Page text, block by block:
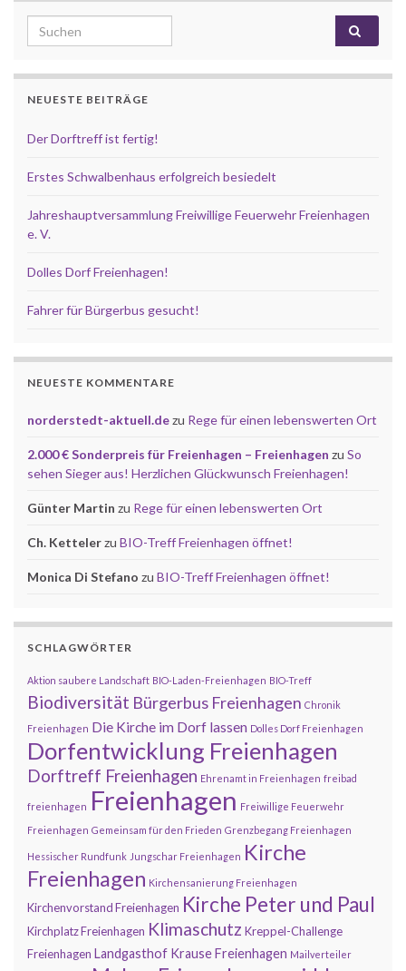
Search for:
NEUESTE BEITRÄGE
Der Dorftreff ist fertig!
Erstes Schwalbenhaus erfolgreich besiedelt
Jahreshauptversammlung Freiwillige Feuerwehr Freienhagen
e. V.
Dolles Dorf Freienhagen!
Fahrer für Bürgerbus gesucht!
NEUESTE KOMMENTARE
norderstedt-aktuell.dezu Rege für einen lebenswerten Ort
2.000 € Sonderpreis für Freienhagen – Freienhagen zu So
sehen Sieger aus! Herzlichen Glückwunsch Freienhagen!
Günter Martin zu Rege für einen lebenswerten Ort
Ch. Kettelerzu BIO-Treff Freienhagen öffnet!
Monica Di Stefano zu BIO-Treff Freienhagen öffnet!
SCHLAGWÖRTER
Aktion saubere Landschaft BIO-Laden-Freienhagen BIO-Treff
Biodiversität Bürgerbus Freienhagen Chronik
Freienhagen Die Kirche im Dorf lassen Dolles Dorf Freienhagen
Dorfentwicklung Freienhagen
Dorftreff Freienhagen Ehrenamt in Freienhagen freibad
freienhagen Freienhagen Freiwillige Feuerwehr
Freienhagen Gemeinsam für den Frieden Grenzbegang Freienhagen
Hessischer Rundfunk Jungschar Freienhagen Kirche
Freienhagen Kirchensanierung Freienhagen
Kirchenvorstand Freienhagen Kirche Peter und Paul
Kirchplatz Freienhagen Klimaschutz Kreppel-Challenge
Freienhagen Landgasthof Krause Freienhagen Mailverteiler